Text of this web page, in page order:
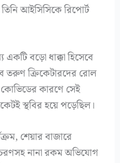
তিনি আইসিসিকে রিপোর্ট
একটি বড়ো ধাক্কা হিসেবে
তরুণ ক্রিকেটারদের রোল
কোভিডের কারণে সেই
স্থবির হয়ে পড়েছিল।
শেয়ার বাজারে
নানা রকম অভিযোগ